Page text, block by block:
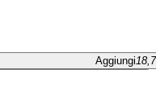
Aggiungi